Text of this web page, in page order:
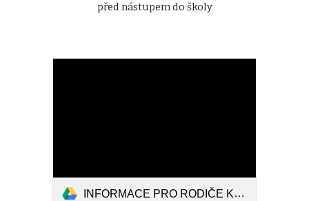
před nástupem do školy
INFORMACE PRO RODIČE K ODKLADŮM ŠKOLNÍ DOCHÁZKY.pdf